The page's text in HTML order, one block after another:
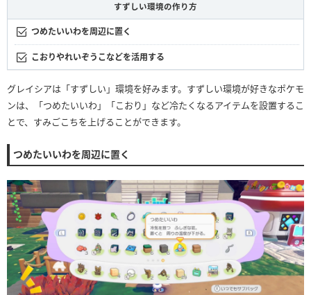
すずしい環境の作り方
つめたいいわを周辺に置く
こおりやれいぞうこなどを活用する
グレイシアは「すずしい」環境を好みます。すずしい環境が好きなポケモ
ンは、「つめたいいわ」「こおり」など冷たくなるアイテムを設置するこ
とで、すみごこちを上げることができます。
つめたいいわを周辺に置く